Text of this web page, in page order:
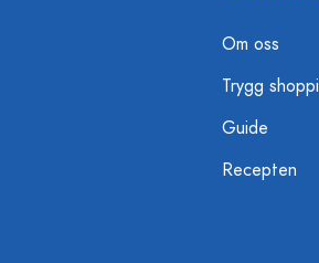
Om oss
Trygg
Guide
Recepten